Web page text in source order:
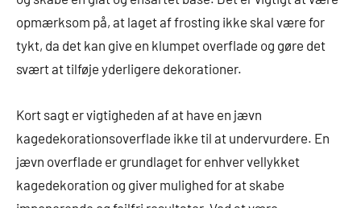
opmærksom på, at laget af frosting ikke skal være for
tykt, da det kan give en klumpet overflade og gøre det
svært at tilføje yderligere dekorationer.
Kort sagt er vigtigheden af at have en jævn
kagedekorationsoverflade ikke til at undervurdere. En
jævn overflade er grundlaget for enhver vellykket
kagedekoration og giver mulighed for at skabe